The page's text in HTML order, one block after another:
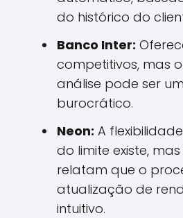
do histórico do
Banco Inter:
competitivos, mas
análise pode ser
burocrático.
Neon: A
do limite existe,
relatam que o
atualização de
intuitivo.